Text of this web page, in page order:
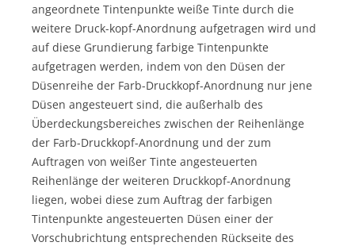
angeordnete Tintenpunkte weiße Tinte durch die
weitere Druck-kopf-Anordnung aufgetragen wird und
auf diese Grundierung farbige Tintenpunkte
aufgetragen werden, indem von den Düsen der
Düsenreihe der Farb-Druckkopf-Anordnung nur jene
Düsen angesteuert sind, die außerhalb des
Überdeckungsbereiches zwischen der Reihenlänge
der Farb-Druckkopf-Anordnung und der zum
Auftragen von weißer Tinte angesteuerten
Reihenlänge der weiteren Druckkopf-Anordnung
liegen, wobei diese zum Auftrag der farbigen
Tintenpunkte angesteuerten Düsen einer der
Vorschubrichtung entsprechenden Rückseite des